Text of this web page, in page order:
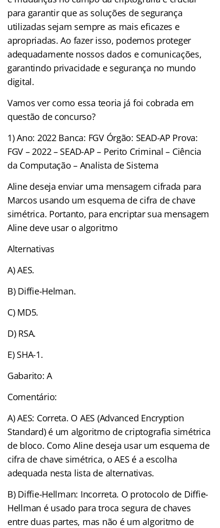
para garantir que as soluções de segurança
utilizadas sejam sempre as mais eficazes e
apropriadas. Ao fazer isso, podemos proteger
adequadamente nossos dados e comunicações,
garantindo privacidade e segurança no mundo
digital.
Vamos ver como essa teoria já foi cobrada em
questão de concurso?
1) Ano: 2022 Banca: FGV Órgão: SEAD-AP Prova:
FGV – 2022 – SEAD-AP – Perito Criminal – Ciência
da Computação – Analista de Sistema
Aline deseja enviar uma mensagem cifrada para
Marcos usando um esquema de cifra de chave
simétrica. Portanto, para encriptar sua mensagem
Aline deve usar o algoritmo
Alternativas
A) AES.
B) Diffie-Helman.
C) MD5.
D) RSA.
E) SHA-1.
Gabarito: A
Comentário:
A) AES: Correta. O AES (Advanced Encryption
Standard) é um algoritmo de criptografia simétrica
de bloco. Como Aline deseja usar um esquema de
cifra de chave simétrica, o AES é a escolha
adequada nesta lista de alternativas.
B) Diffie-Hellman: Incorreta. O protocolo de Diffie-
Hellman é usado para troca segura de chaves
entre duas partes, mas não é um algoritmo de